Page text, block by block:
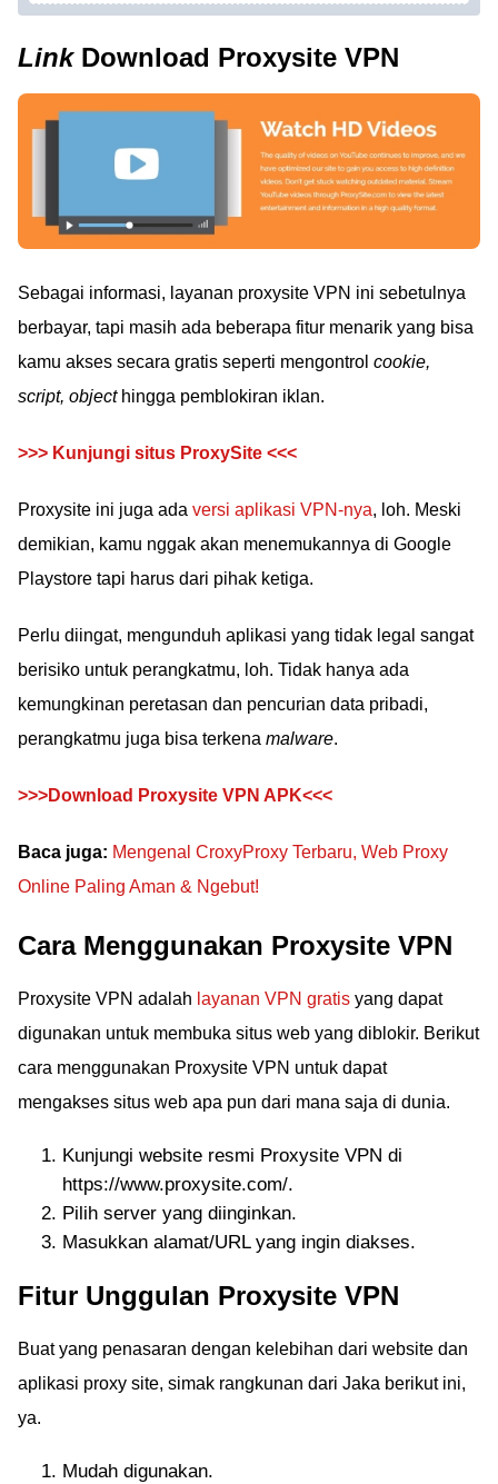
LinkDownload Proxysite VPN
Sebagai informasi, layanan proxysite VPN ini sebetulnya
berbayar, tapi masih ada beberapa fitur menarik yang bisa
kamu akses secara gratis seperti mengontrol cookie,
script, objecthingga pemblokiran iklan.
>>> Kunjungi situs ProxySite <<<
Proxysite ini juga ada versi aplikasi VPN-nya, loh. Meski
demikian, kamu nggak akan menemukannya di Google
Playstore tapi harus dari pihak ketiga.
Perlu diingat, mengunduh aplikasi yang tidak legal sangat
berisiko untuk perangkatmu, loh. Tidak hanya ada
kemungkinan peretasan dan pencurian data pribadi,
perangkatmu juga bisa terkena malware.
>>>Download Proxysite VPN APK<<<
Baca juga: Mengenal CroxyProxy Terbaru, Web Proxy
Online Paling Aman & Ngebut!
Cara Menggunakan Proxysite VPN
Proxysite VPN adalah layanan VPN gratis yang dapat
digunakan untuk membuka situs web yang diblokir. Berikut
cara menggunakan Proxysite VPN untuk dapat
mengakses situs web apa pun dari mana saja di dunia.
Kunjungi website resmi Proxysite VPN di
https://www.proxysite.com/.
Pilih server yang diinginkan.
Masukkan alamat/URL yang ingin diakses.
Fitur Unggulan Proxysite VPN
Buat yang penasaran dengan kelebihan dari website dan
aplikasi proxy site, simak rangkunan dari Jaka berikut ini,
ya.
Mudah digunakan.